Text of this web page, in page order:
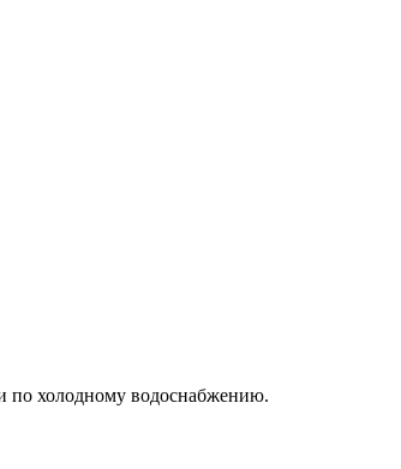
по холодному водоснабжению.